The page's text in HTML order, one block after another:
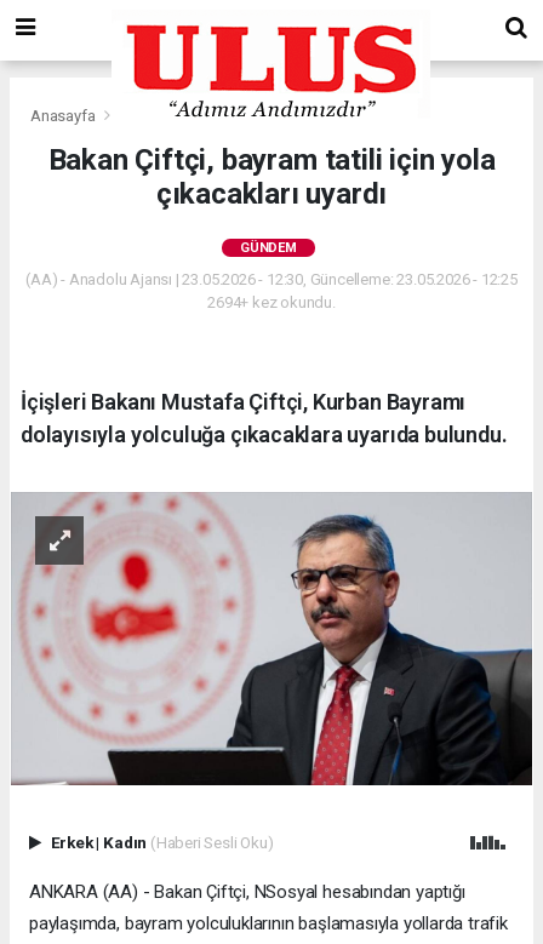
Anasayfa Gündem
Bakan Çiftçi, bayram tatili için yola
çıkacakları uyardı
GÜNDEM
(AA) - Anadolu Ajansı | 23.05.2026 - 12:30, Güncelleme: 23.05.2026 - 12:25
2694+ kez okundu.
İçişleri Bakanı Mustafa Çiftçi, Kurban Bayramı
dolayısıyla yolculuğa çıkacaklara uyarıda bulundu.
Erkek| Kadın (Haberi Sesli Oku)
ANKARA (AA) - Bakan Çiftçi, NSosyal hesabından yaptığı
paylaşımda, bayram yolculuklarının başlamasıyla yollarda trafik